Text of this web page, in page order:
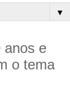
▼
anos e
o tema